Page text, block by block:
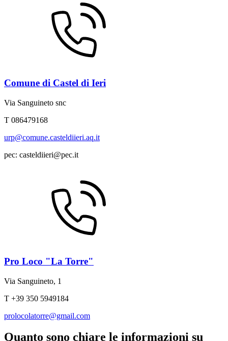
Comune di Castel di Ieri
Via Sanguineto snc
T 086479168
urp@comune.casteldiieri.aq.it
pec: casteldiieri@pec.it
Pro Loco "La Torre"
Via Sanguineto, 1
T +39 350 5949184
prolocolatorre@gmail.com
Quanto sono chiare le informazioni su